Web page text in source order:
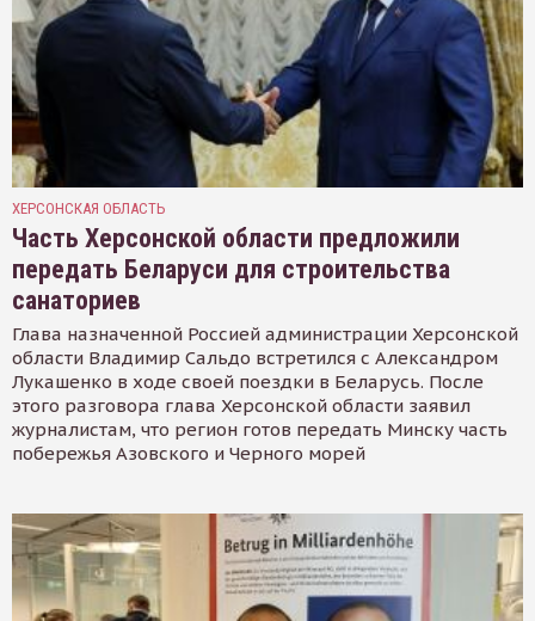
ХЕРСОНСКАЯ ОБЛАСТЬ
Часть Херсонской области предложили
передать Беларуси для строительства
санаториев
Глава назначенной Россией администрации Херсонской
области Владимир Сальдо встретился с Александром
Лукашенко в ходе своей поездки в Беларусь. После
этого разговора глава Херсонской области заявил
журналистам, что регион готов передать Минску часть
побережья Азовского и Черного морей